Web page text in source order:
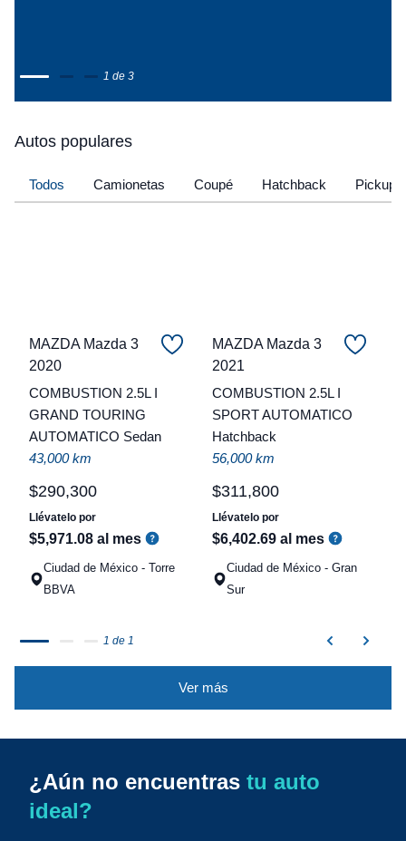
1 de 3
Autos populares
Todos Camionetas Coupé Hatchback Pickup
MAZDA Mazda 3
2020
COMBUSTION 2.5L I
GRAND TOURING
AUTOMATICO Sedan
43,000 km
$290,300
Llévatelo por
$5,971.08 al mes
Ciudad de México - Torre
BBVA
MAZDA Mazda 3
2021
COMBUSTION 2.5L I
SPORT AUTOMATICO
Hatchback
56,000 km
$311,800
Llévatelo por
$6,402.69 al mes
Ciudad de México - Gran
Sur
1 de 1
Ver más
¿Aún no encuentras tu auto
ideal?